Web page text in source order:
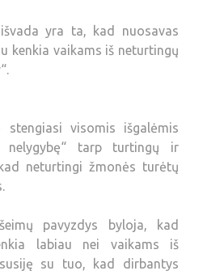
yra ta, kad nuosavas
kenkia vaikams iš neturtingų
stengiasi visomis išgalėmis
nelygybę“ tarp turtingų ir
neturtingi žmonės turėtų
pavyzdys byloja, kad
labiau nei vaikams iš
su tuo, kad dirbantys